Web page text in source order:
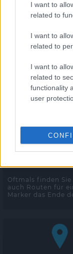
I want to
related to
I want to
related to
I want to
related to
functionality
user
Oftmals finden
Oftmals finden
auch Routen für
Marker das Ende